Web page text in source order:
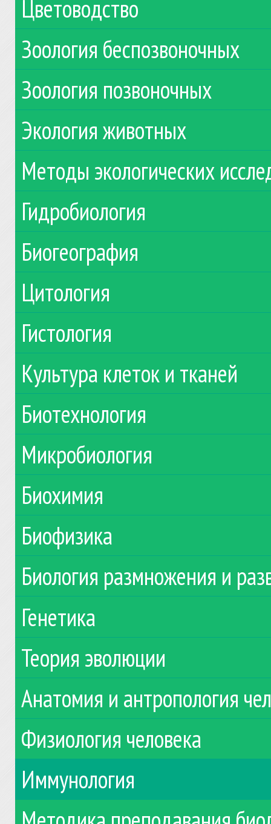
Цветоводство
Зоология беспозвоночных
Зоология позвоночных
Экология животных
Методы экологических
Гидробиология
Биогеография
Цитология
Гистология
Культура клеток и тканей
Биотехнология
Микробиология
Биохимия
Биофизика
Биология размножения и
Генетика
Теория эволюции
Анатомия и антропология
Физиология человека
Иммунология